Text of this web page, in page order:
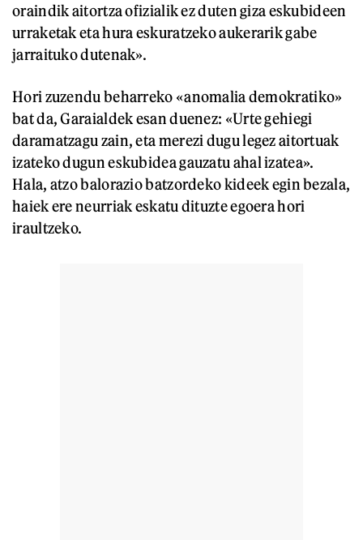
oraindik aitortza ofizialik ez duten giza eskubideen
urraketak eta hura eskuratzeko aukerarik gabe
jarraituko dutenak».
Hori zuzendu beharreko «anomalia demokratiko»
bat da, Garaialdek esan duenez: «Urte gehiegi
daramatzagu zain, eta merezi dugu legez aitortuak
izateko dugun eskubidea gauzatu ahal izatea».
Hala, atzo balorazio batzordeko kideek egin bezala,
haiek ere neurriak eskatu dituzte egoera hori
iraultzeko.